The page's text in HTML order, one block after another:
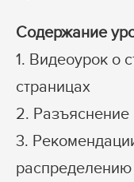
Содержание
1. Видеоурок о
страницах
2. Разъяснение
3.